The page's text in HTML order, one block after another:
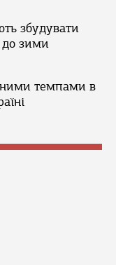
збудувати
до зими
темпами в